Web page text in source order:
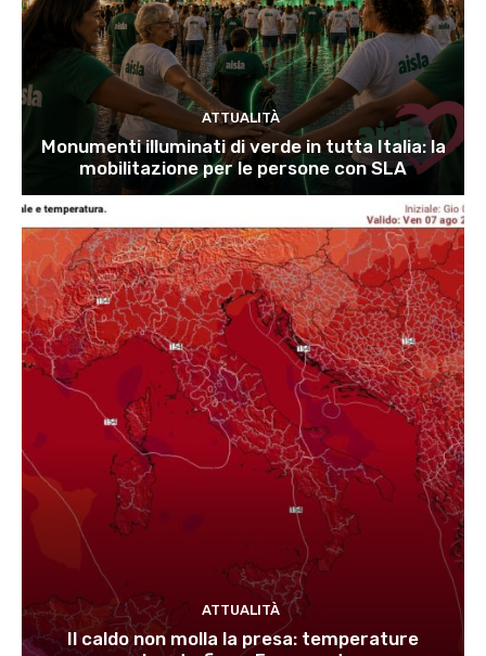
ATTUALITÀ
Monumenti illuminati di verde in tutta Italia: la
mobilitazione per le persone con SLA
ATTUALITÀ
Il caldo non molla la presa: temperature